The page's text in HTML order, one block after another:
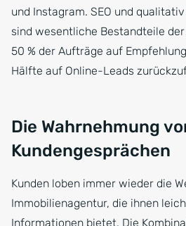
und Instagram. SEO und
sind wesentliche Bestandteile
50 % der Aufträge auf
Hälfte auf Online-Leads
Die Wahrnehmung
Kundengesprächen
Kunden loben immer wieder die
Immobilienagentur, die ihnen
Informationen bietet. Die